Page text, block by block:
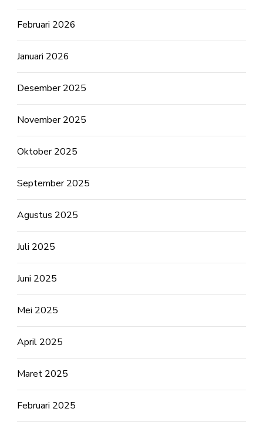
Februari 2026
Januari 2026
Desember 2025
November 2025
Oktober 2025
September 2025
Agustus 2025
Juli 2025
Juni 2025
Mei 2025
April 2025
Maret 2025
Februari 2025